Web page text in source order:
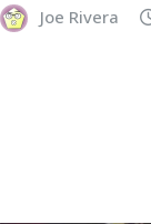
Joe Rivera